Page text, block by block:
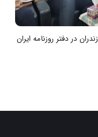
در دفتر روزنامه ایران